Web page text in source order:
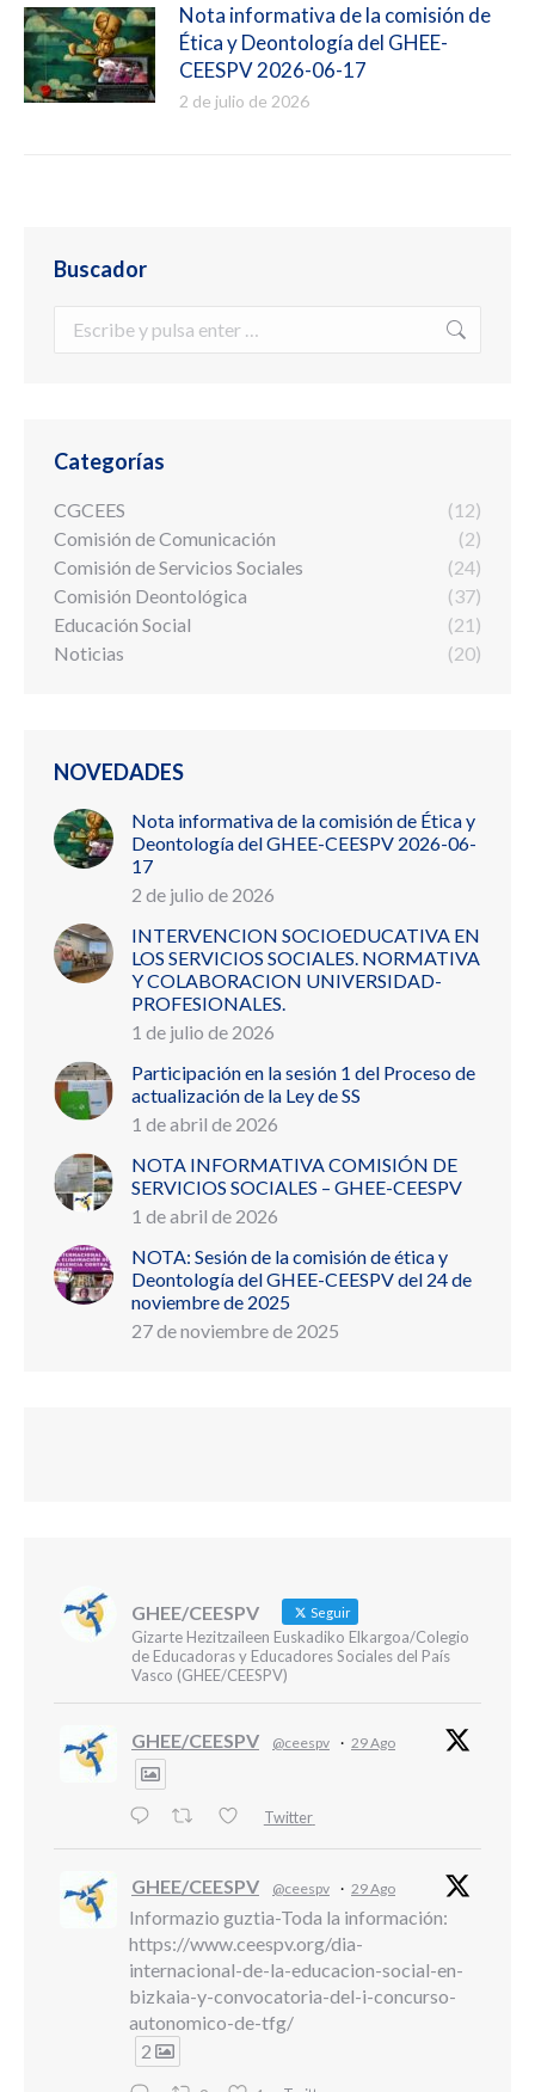
Nota informativa de la comisión de
Ética y Deontología del GHEE-
CEESPV 2026-06-17
2 de julio de 2026
Buscador
Categorías
CGCEES
(12)
Comisión de Comunicación
(2)
Comisión de Servicios Sociales
(24)
Comisión Deontológica
(37)
Educación Social
(21)
Noticias
(20)
NOVEDADES
Nota informativa de la comisión de Ética y
Deontología del GHEE-CEESPV 2026-06-
17
2 de julio de 2026
INTERVENCION SOCIOEDUCATIVA EN
LOS SERVICIOS SOCIALES. NORMATIVA
Y COLABORACION UNIVERSIDAD-
PROFESIONALES.
1 de julio de 2026
Participación en la sesión 1 del Proceso de
actualización de la Ley de SS
1 de abril de 2026
NOTA INFORMATIVA COMISIÓN DE
SERVICIOS SOCIALES – GHEE-CEESPV
1 de abril de 2026
NOTA: Sesión de la comisión de ética y
Deontología del GHEE-CEESPV del 24 de
noviembre de 2025
27 de noviembre de 2025
GHEE/CEESPV Seguir
Gizarte Hezitzaileen Euskadiko Elkargoa/Colegio
de Educadoras y Educadores Sociales del País
Vasco (GHEE/CEESPV)
GHEE/CEESPV @ceespv · 29 Ago
Twitter
GHEE/CEESPV @ceespv · 29 Ago
Informazio guztia-Toda la información:
https://www.ceespv.org/dia-
internacional-de-la-educacion-social-en-
bizkaia-y-convocatoria-del-i-concurso-
autonomico-de-tfg/
2